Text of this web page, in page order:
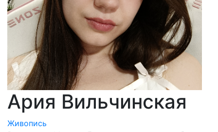
Ария Вильчинская
Живопись